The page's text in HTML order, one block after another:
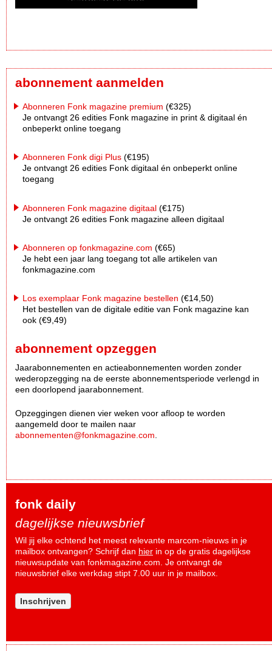
abonnement aanmelden
Abonneren Fonk magazine premium (€325)
Je ontvangt 26 edities Fonk magazine in print & digitaal én
onbeperkt online toegang
Abonneren Fonk digi Plus (€195)
Je ontvangt 26 edities Fonk digitaal én onbeperkt online
toegang
Abonneren Fonk magazine digitaal (€175)
Je ontvangt 26 edities Fonk magazine alleen digitaal
Abonneren op fonkmagazine.com (€65)
Je hebt een jaar lang toegang tot alle artikelen van
fonkmagazine.com
Los exemplaar Fonk magazine bestellen (€14,50)
Het bestellen van de digitale editie van Fonk magazine kan
ook (€9,49)
abonnement opzeggen
Jaarabonnementen en actieabonnementen worden zonder
wederopzegging na de eerste abonnementsperiode verlengd in
een doorlopend jaarabonnement.
Opzeggingen dienen vier weken voor afloop te worden
aangemeld door te mailen naar
abonnementen@fonkmagazine.com
fonk daily
dagelijkse nieuwsbrief
Wil jij elke ochtend het meest relevante marcom-nieuws in je
mailbox ontvangen? Schrijf dan hier in op de gratis dagelijkse
nieuwsupdate van fonkmagazine.com. Je ontvangt de
nieuwsbrief elke werkdag stipt 7.00 uur in je mailbox.
Inschrijven